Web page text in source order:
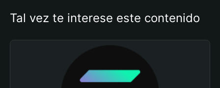
Tal vez te interese este contenido